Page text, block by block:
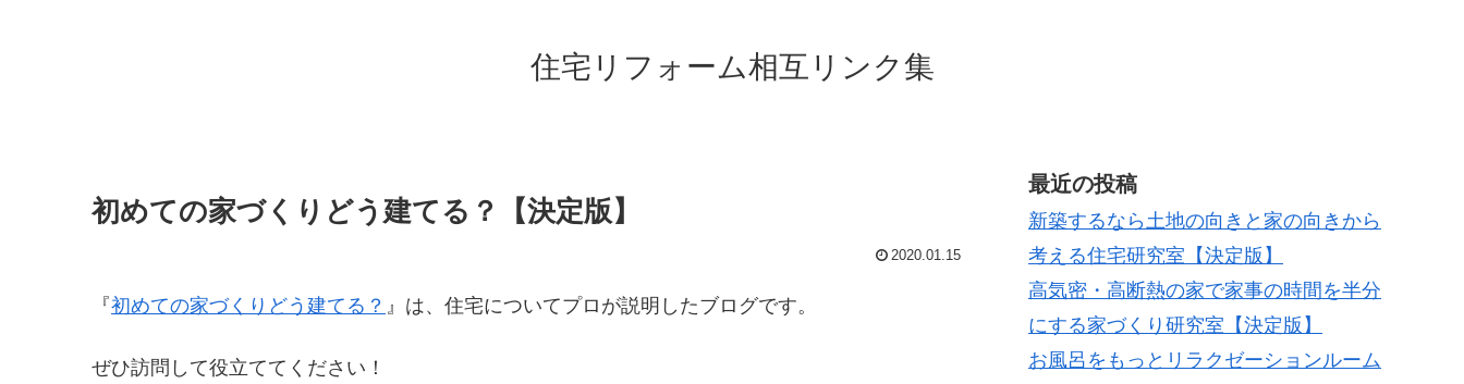
住宅リフォーム相互リンク集
初めての家づくりどう建てる？【決定版】
2020.01.15
『初めての家づくりどう建てる？ 』は、住宅についてプロが説明したブログです。
ぜひ訪問して役立ててください！
最近の投稿
新築するなら土地の向きと家の向きから
考える住宅研究室【決定版】
高気密・高断熱の家で家事の時間を半分
にする家づくり研究室【決定版】
お風呂をもっとリラクゼーションルーム